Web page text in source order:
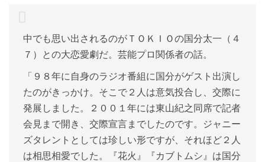
中でも思い出されるのがＴＯＫＩＯの国分太一（４
７）との大恋愛劇だ。芸能プロ関係者の話。
「９８年に自身のラジオ番組に国分がゲスト出演し
たのがきっかけ。そこで２人は意気投合し、交際に
発展しました。２００１年には東山紀之同席で記者
会見まで開き、交際宣言までしたのです。ジャニー
ズタレントとしては珍しい形ですが、それほど２人
は相思相愛でした。『花火』『カブトムシ』は国分